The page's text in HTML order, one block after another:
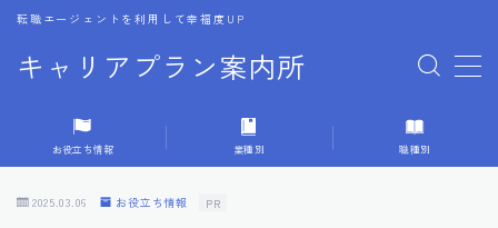
キャリアプラン案内所
転職エージェントを利用して幸福度UP
MENU
1.転職エージェントの選び方
お役立ち情報 業種別 職種別
2025.03.06 お役立ち情報 PR